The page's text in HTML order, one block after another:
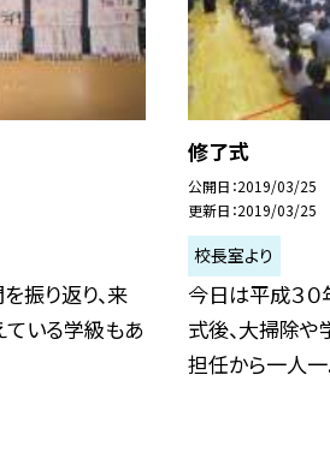
振り返り、来
いる学級もあ
修了式
公開日 2019/03/25
更新日 2019/03/25
校長室より
今日は平成３０
式後、大掃除や
担任から一人